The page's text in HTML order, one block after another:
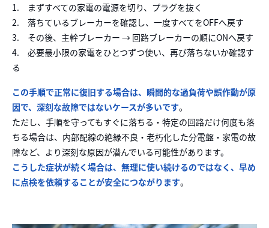
1. まずすべての家電の電源を切り、プラグを抜く
2. 落ちているブレーカーを確認し、一度すべてをOFFへ戻す
3. その後、主幹ブレーカー → 回路ブレーカーの順にONへ戻す
4. 必要最小限の家電をひとつずつ使い、再び落ちないか確認す
る
この手順で正常に復旧する場合は、瞬間的な過負荷や誤作動が原
因で、深刻な故障ではないケースが多いです。
ただし、手順を守ってもすぐに落ちる・特定の回路だけ何度も落
ちる場合は、内部配線の絶縁不良・老朽化した分電盤・家電の故
障など、より深刻な原因が潜んでいる可能性があります。
こうした症状が続く場合は、無理に使い続けるのではなく、早め
に点検を依頼することが安全につながります。